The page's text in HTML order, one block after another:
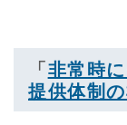
「非常時
提供体制